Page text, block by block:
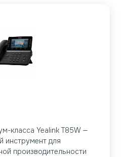
класса Yealink T85W —
инструмент для
производительности